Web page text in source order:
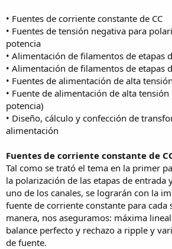
• Fuentes de corriente constante de CC
• Fuentes de tensión negativa para
potencia
• Alimentación de filamentos de etapas
• Alimentación de filamentos de etapas
• Fuentes de alimentación de alta
• Fuente de alimentación de alta
potencia)
• Diseño, cálculo y confección de
alimentación
Fuentes de corriente constante de
Tal como se trató el tema en la primer
la polarización de las etapas de entrada
uno de los canales, se lograrán con la
fuente de corriente constante para cada
manera, nos aseguramos: máxima
balance perfecto y rechazo a ripple y
de fuente.